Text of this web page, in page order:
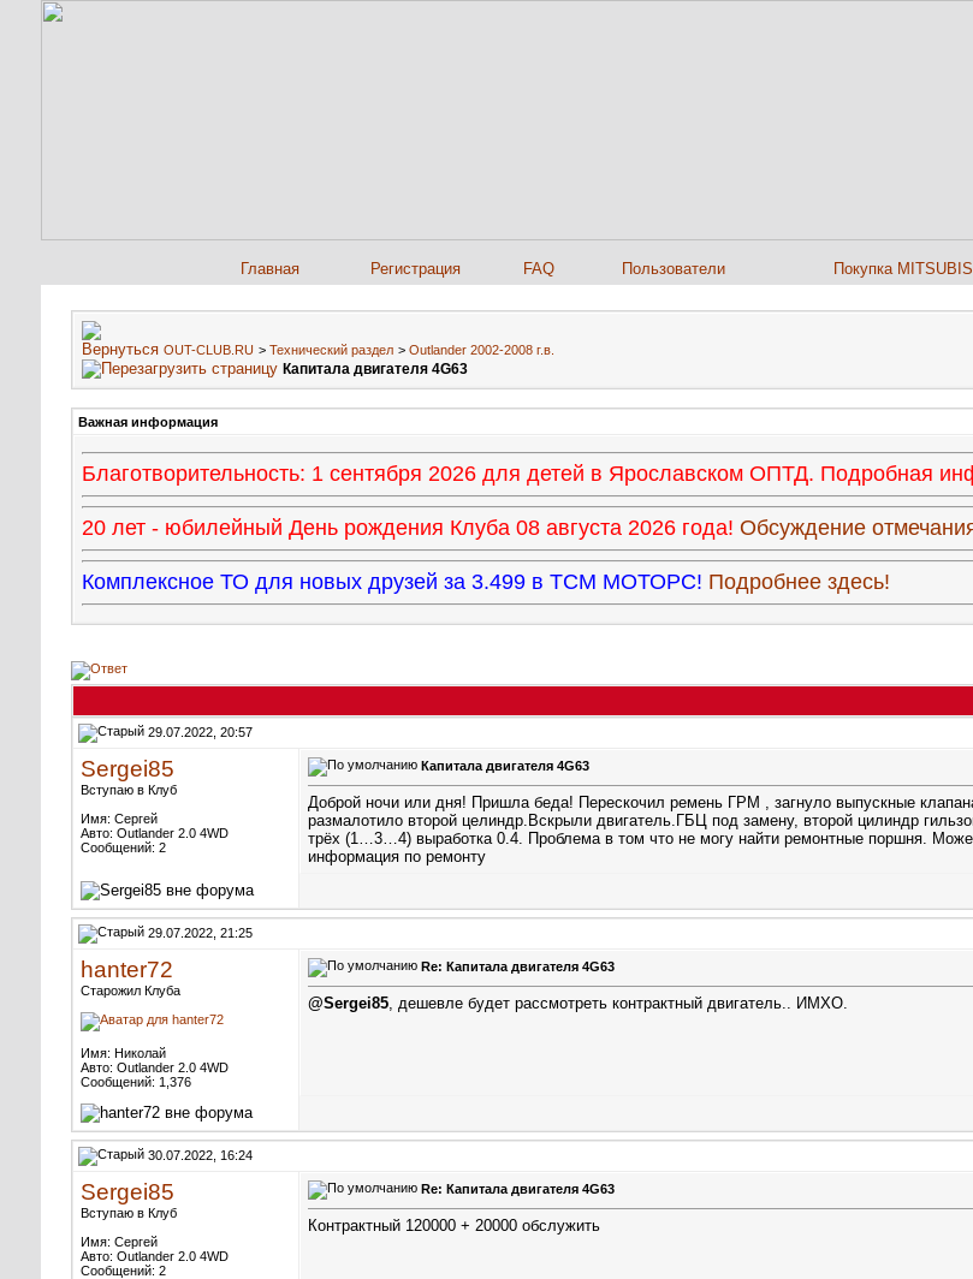
Главная Регистрация FAQ Пользователи Покупка
OUT-CLUB.RU > Технический раздел > Outlander 2002-2008 г.в.
Капитала двигателя 4G63
Важная информация
Благотворительность: 1 сентября 2026 для детей в Ярославском ОПТД. Подробная
20 лет - юбилейный День рождения Клуба 08 августа 2026 года! Обсуждение
Комплексное ТО для новых друзей за 3.499 в ТСМ МОТОРС! Подробнее здесь!
29.07.2022, 20:57
Sergei85
Вступаю в Клуб
Имя: Сергей
Авто: Outlander 2.0 4WD
Сообщений: 2
Капитала двигателя 4G63
Доброй ночи или дня! Пришла беда! Перескочил ремень ГРМ , загнуло выпускные
размалотило второй целиндр.Вскрыли двигатель.ГБЦ под замену, второй цилиндр
трёх (1…3…4) выработка 0.4. Проблема в том что не могу найти ремонтные поршня.
информация по ремонту
29.07.2022, 21:25
hanter72
Старожил Клуба
Имя: Николай
Авто: Outlander 2.0 4WD
Сообщений: 1,376
Re: Капитала двигателя 4G63
@Sergei85, дешевле будет рассмотреть контрактный двигатель.. ИМХО.
30.07.2022, 16:24
Sergei85
Вступаю в Клуб
Имя: Сергей
Авто: Outlander 2.0 4WD
Сообщений: 2
Re: Капитала двигателя 4G63
Контрактный 120000 + 20000 обслужить